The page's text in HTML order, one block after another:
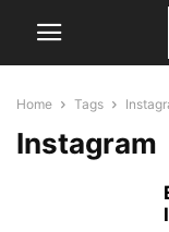
Home Tags
Instagram